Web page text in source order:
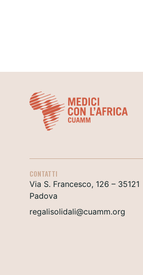
CONTATTI
Via S. Francesco, 126 – 35121
Padova
regalisolidali@cuamm.org